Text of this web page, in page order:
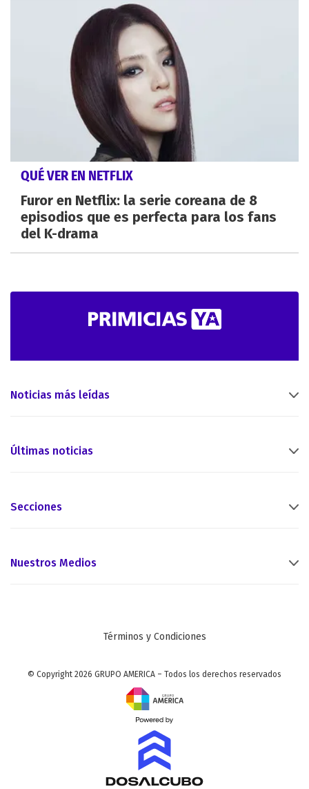
QUÉ VER EN NETFLIX
Furor en Netflix: la serie coreana de 8
episodios que es perfecta para los fans
del K-drama
Noticias más leídas
Últimas noticias
Secciones
Nuestros Medios
Términos y Condiciones
© Copyright 2026 GRUPO AMERICA – Todos los derechos reservados